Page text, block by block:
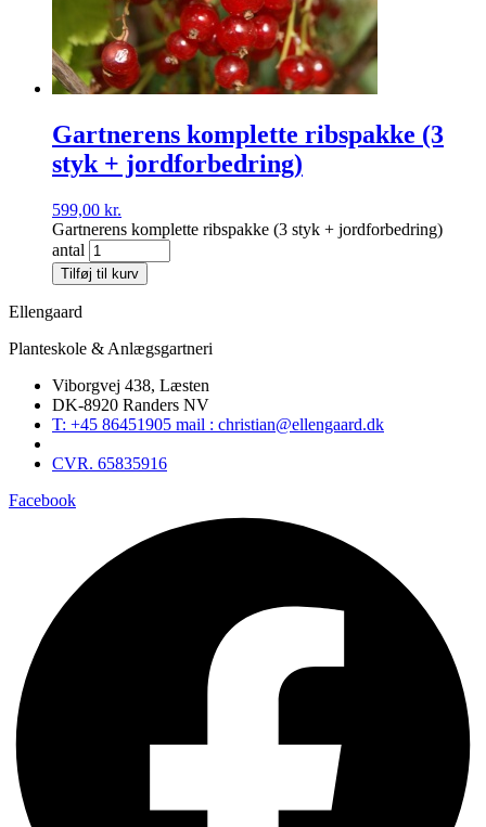
Gartnerens komplette ribspakke (3
styk + jordforbedring)
599,00 kr.
Gartnerens komplette ribspakke (3 styk + jordforbedring)
antal
Tilføj til kurv
Ellengaard
Planteskole & Anlægsgartneri
Viborgvej 438, Læsten
DK-8920 Randers NV
T: +45 86451905 mail : christian@ellengaard.dk
CVR. 65835916
Facebook